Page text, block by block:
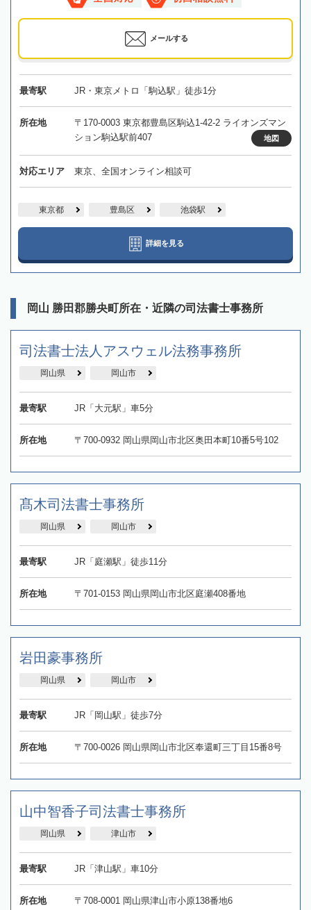
メールする
最寄駅 JR・東京メトロ「駒込駅」徒歩1分
所在地
〒170-0003 東京都豊島区駒込1-42-2 ライオンズマン
ション駒込駅前407
地図
対応エリア 東京、全国オンライン相談可
東京都 豊島区 池袋駅
詳細を見る
岡山 勝田郡勝央町所在・近隣の司法書士事務所
司法書士法人アスウェル法務事務所
岡山県 岡山市
最寄駅 JR「大元駅」車5分
所在地 〒700-0932 岡山県岡山市北区奥田本町10番5号102
髙木司法書士事務所
岡山県 岡山市
最寄駅 JR「庭瀬駅」徒歩11分
所在地 〒701-0153 岡山県岡山市北区庭瀬408番地
岩田豪事務所
岡山県 岡山市
最寄駅 JR「岡山駅」徒歩7分
所在地 〒700-0026 岡山県岡山市北区奉還町三丁目15番8号
山中智香子司法書士事務所
岡山県 津山市
最寄駅 JR「津山駅」車10分
所在地 〒708-0001 岡山県津山市小原138番地6